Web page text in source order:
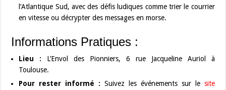
l’Atlantique Sud, avec des défis ludiques comme trier le courrier
en vitesse ou décrypter des messages en morse.
Informations Pratiques :
Lieu : L’Envol des Pionniers, 6 rue Jacqueline Auriol à
Toulouse.
Pour rester informé : Suivez les événements sur le site